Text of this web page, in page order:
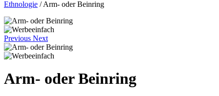
Ethnologie / Arm- oder Beinring
Previous Next
Arm- oder Beinring